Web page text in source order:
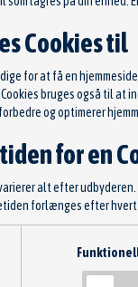
HØJRE BRUGT
kr.
Cookies til
for at få en
bruges også til at
og optimerer
for en
alt efter
forlænges efter hvert
slette
Cookies. Der er